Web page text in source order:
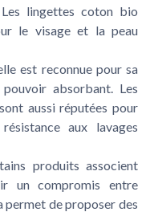
Les lingettes coton bio
le visage et la peau
est reconnue pour sa
absorbant. Les
aussi réputées pour
aux lavages
produits associent
un compromis entre
permet de proposer des